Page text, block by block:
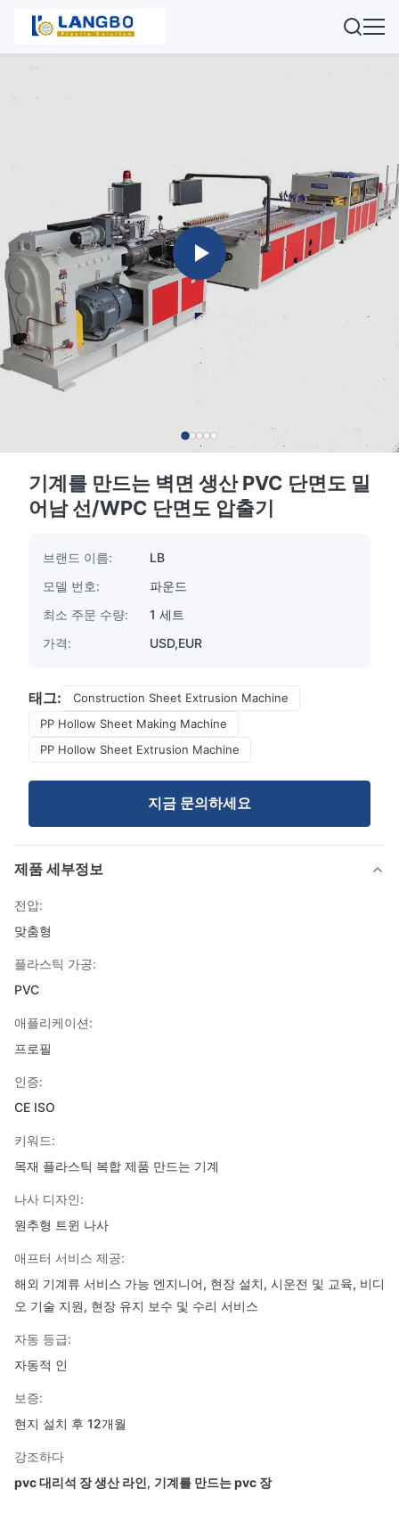
기계를 만드는 벽면 생산 PVC 단면도 밀
어남 선/WPC 단면도 압출기
브랜드 이름:
LB
모델 번호:
파운드
최소 주문 수량:
1 세트
가격:
USD,EUR
태그:
Construction Sheet Extrusion Machine
PP Hollow Sheet Making Machine
PP Hollow Sheet Extrusion Machine
지금 문의하세요
제품 세부정보
전압:
맞춤형
플라스틱 가공:
PVC
애플리케이션:
프로필
인증:
CE ISO
키워드:
목재 플라스틱 복합 제품 만드는 기계
나사 디자인:
원추형 트윈 나사
애프터 서비스 제공:
해외 기계류 서비스 가능 엔지니어, 현장 설치, 시운전 및 교육, 비디
오 기술 지원, 현장 유지 보수 및 수리 서비스
자동 등급:
자동적 인
보증:
현지 설치 후 12개월
강조하다
pvc 대리석 장 생산 라인, 기계를 만드는 pvc 장